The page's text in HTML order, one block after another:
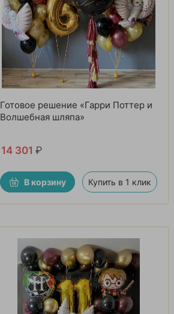
Готовое решение «Гарри Поттер и
Волшебная шляпа»
14 301 ₽
В корзину Купить в 1 клик